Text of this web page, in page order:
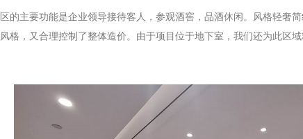
主要功能是企业领导接待客人，参观酒窖，品酒休闲。风格轻奢简
格，又合理控制了整体造价。由于项目位于地下室，我们还为此区